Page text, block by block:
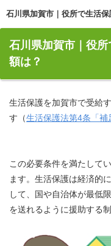
石川県加賀市｜役所で生活
石川県加賀市｜役
額は？
生活保護を加賀市で受給
す（生活保護法第4条「補
この必要条件を満たして
ます。生活保護は経済的
して、国や自治体が最低
を送れるように援助する制